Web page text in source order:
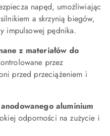
napęd, umożliwiając
a skrzynią biegów,
impulsowej pędnika.
z materiałów do
przez
przed przeciążeniem i
aluminium
odporności na zużycie i